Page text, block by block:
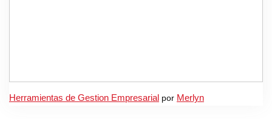
Herramientas de Gestion Empresarial por Merlyn